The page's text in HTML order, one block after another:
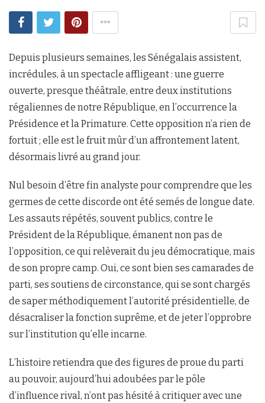
Depuis plusieurs semaines, les Sénégalais assistent,
incrédules, à un spectacle affligeant : une guerre
ouverte, presque théâtrale, entre deux institutions
régaliennes de notre République, en l’occurrence la
Présidence et la Primature. Cette opposition n’a rien de
fortuit ; elle est le fruit mûr d’un affrontement latent,
désormais livré au grand jour.
Nul besoin d’être fin analyste pour comprendre que les
germes de cette discorde ont été semés de longue date.
Les assauts répétés, souvent publics, contre le
Président de la République, émanent non pas de
l’opposition, ce qui relèverait du jeu démocratique, mais
de son propre camp. Oui, ce sont bien ses camarades de
parti, ses soutiens de circonstance, qui se sont chargés
de saper méthodiquement l’autorité présidentielle, de
désacraliser la fonction suprême, et de jeter l’opprobre
sur l’institution qu’elle incarne.
L’histoire retiendra que des figures de proue du parti
au pouvoir, aujourd’hui adoubées par le pôle
d’influence rival, n’ont pas hésité à critiquer avec une